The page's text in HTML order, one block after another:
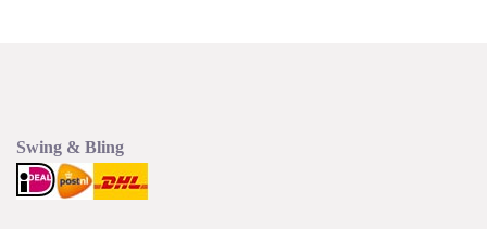
Swing & Bling